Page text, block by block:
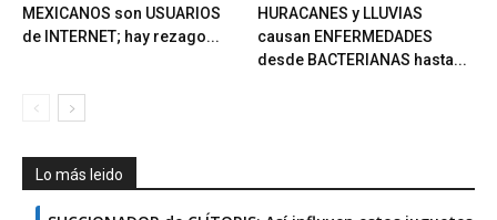
MEXICANOS son USUARIOS
de INTERNET; hay rezago...
HURACANES y LLUVIAS
causan ENFERMEDADES
desde BACTERIANAS hasta...
Lo más leido